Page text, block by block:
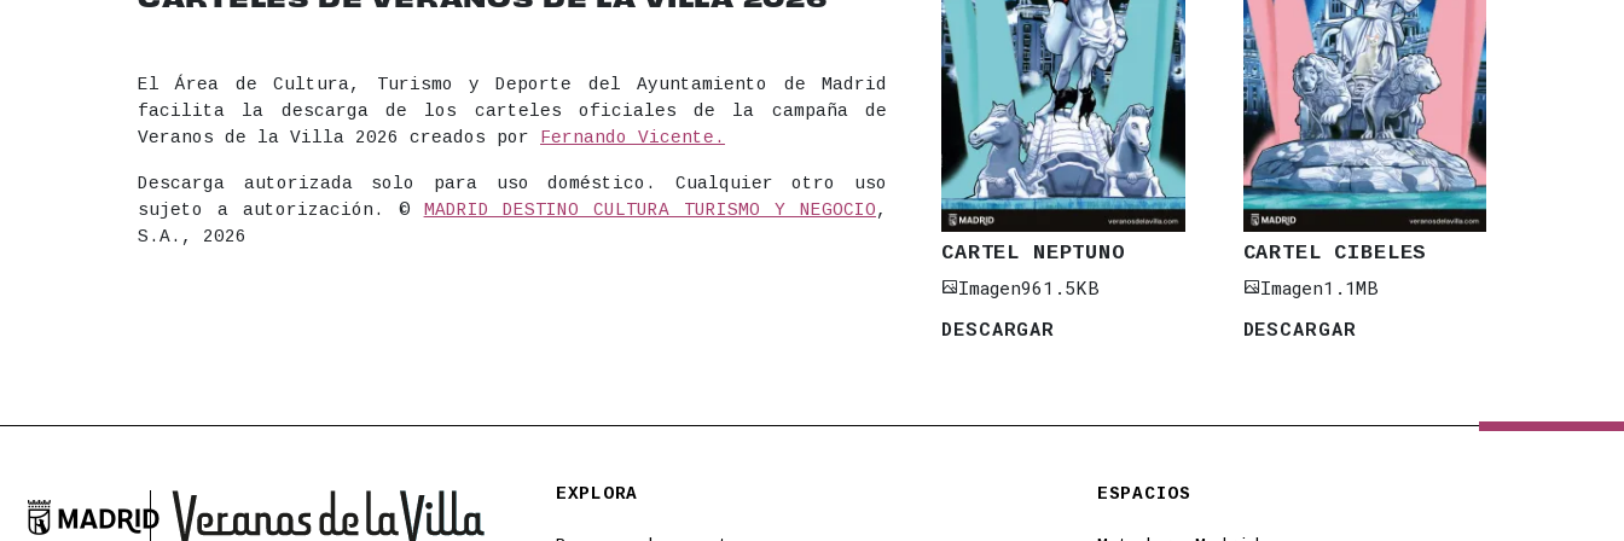
El Área de Cultura, Turismo y Deporte del Ayuntamiento de Madrid
facilita la descarga de los carteles oficiales de la campaña de
Veranos de la Villa 2026 creados por
Fernando Vicente.
Descarga autorizada solo para uso doméstico. Cualquier otro uso
sujeto a autorización. ©
MADRID DESTINO CULTURA TURISMO Y NEGOCIO,
S.A., 2026
CARTEL NEPTUNO
Imagen961.5KB
DESCARGAR
CARTEL CIBELES
Imagen1.1MB
DESCARGAR

Ayuntamiento de Madrid
EXPLORA ESPACIOS